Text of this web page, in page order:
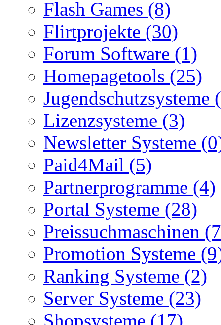
Flash Games (8)
Flirtprojekte (30)
Forum Software (1)
Homepagetools (25)
Jugendschutzsysteme
Lizenzsysteme (3)
Newsletter Systeme
Paid4Mail (5)
Partnerprogramme (4)
Portal Systeme (28)
Preissuchmaschinen
Promotion Systeme
Ranking Systeme (2)
Server Systeme (23)
Shopsysteme (17)